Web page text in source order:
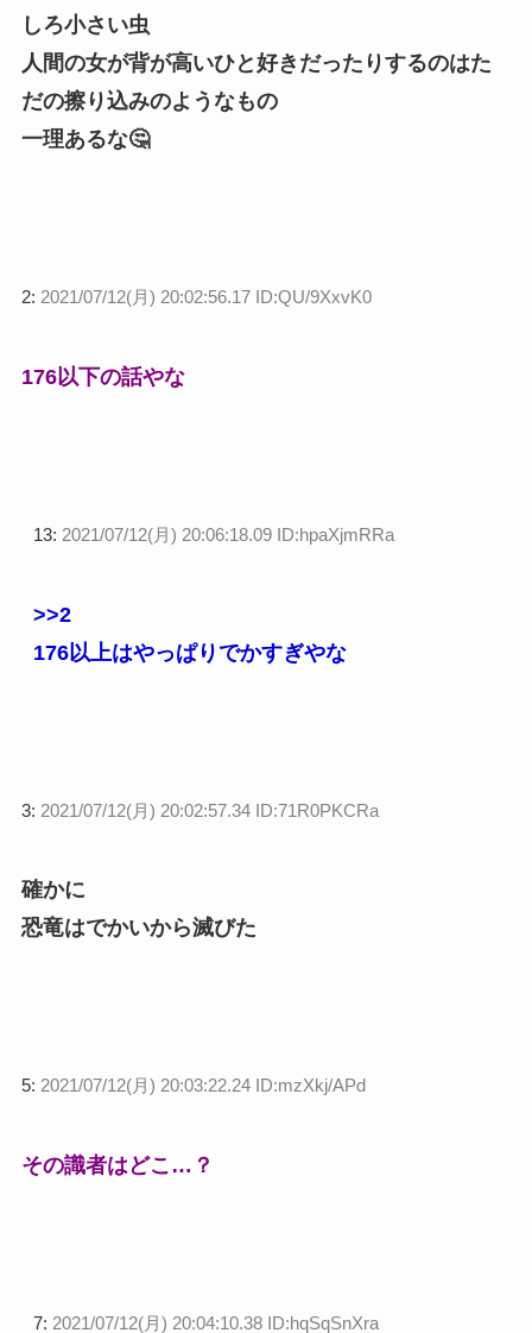
しろ小さい虫
人間の女が背が高いひと好きだったりするのはた
だの擦り込みのようなもの
一理あるな🤔
2: 2021/07/12(月) 20:02:56.17 ID:QU/9XxvK0
176以下の話やな
13: 2021/07/12(月) 20:06:18.09 ID:hpaXjmRRa
>>2
176以上はやっぱりでかすぎやな
3: 2021/07/12(月) 20:02:57.34 ID:71R0PKCRa
確かに
恐竜はでかいから滅びた
5: 2021/07/12(月) 20:03:22.24 ID:mzXkj/APd
その識者はどこ…？
7: 2021/07/12(月) 20:04:10.38 ID:hqSqSnXra